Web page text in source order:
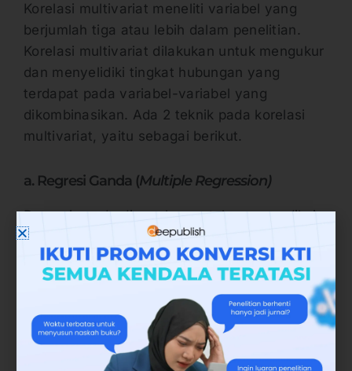
Korelasi multivariat meneliti variabel yang
berjumlah tiga atau lebih dalam penelitian.
Korelasi multivariat dilakukan untuk mengukur
dan menyelidiki tingkat hubungan yang
terdapat pada variabel-variabel yang
dikombinasikan. Ada 2 teknik pada korelasi
multivariat, yaitu sebagai berikut.
a. Regresi Ganda (Multiple Regression)
Regresi ganda digunakan untuk memprediksi
fenomena-fenomena yang kompleks, karena
jika hanya menggunakan satu variabel
prediktor, maka hasilnya seringkali kurang
akurat. Maka dari itu, regresi ganda ini
digunakan ketika banyak informasi maka
makin akurat prediksi yang dibuat.